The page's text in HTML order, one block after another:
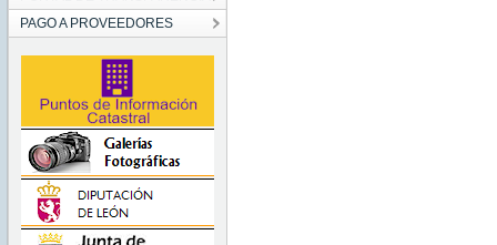
PAGO A PROVEEDORES